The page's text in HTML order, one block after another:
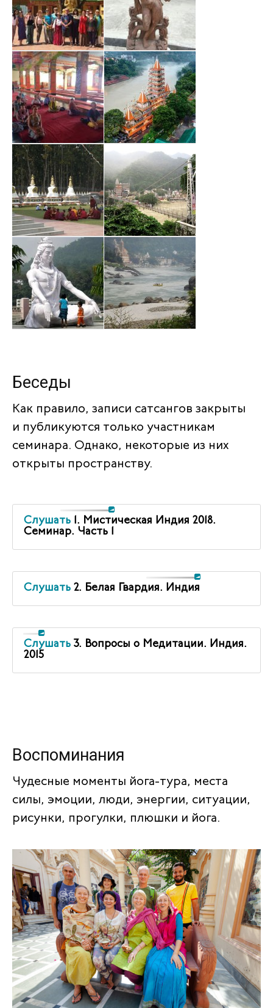
Беседы
Как правило, записи сатсангов закрыты
и публикуются только участникам
семинара. Однако, некоторые из них
открыты пространству.
Слушать 1. Мистическая Индия 2018.
Семинар. Часть 1
Слушать 2. Белая Гвардия. Индия
Слушать 3. Вопросы о Медитации. Индия.
2015
Воспоминания
Чудесные моменты йога-тура, места
силы, эмоции, люди, энергии, ситуации,
рисунки, прогулки, плюшки и йога.